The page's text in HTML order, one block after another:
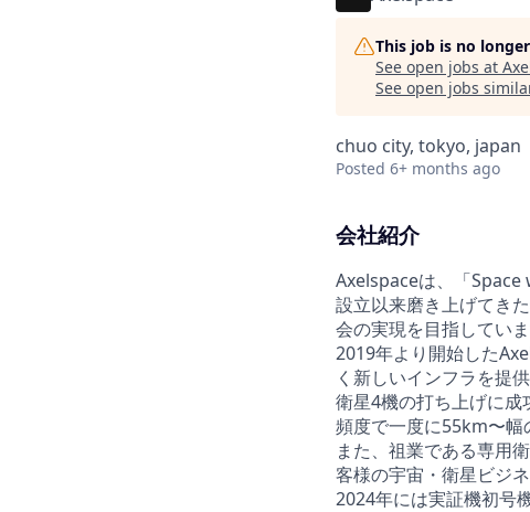
This job is no
See open jobs at
See open jobs
chuo city, tokyo, japan
Posted 6+ months ago
会社紹介
Axelspaceは、「
設立以来磨き上げてき
会の実現を目指していま
2019年より開始した
く新しいインフラを提
衛星4機の打ち上げに
頻度で一度に55km〜幅
また、祖業である専用
客様の宇宙・衛星ビジ
2024年には実証機初号